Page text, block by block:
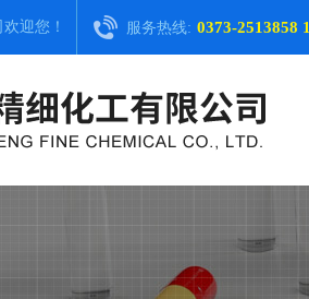
欢迎您！ 服务热线: 0373-2513858